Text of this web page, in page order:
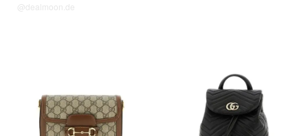
@dealmoon.de